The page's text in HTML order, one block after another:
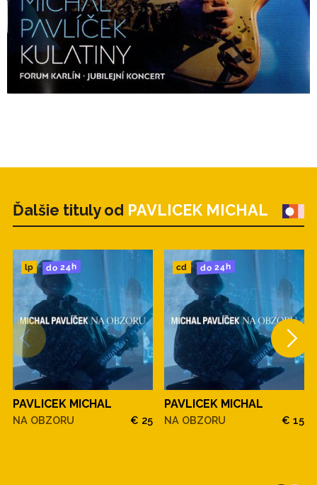
Ďalšie tituly od PAVLICEK MICHAL
lp do 24h
PAVLICEK MICHAL
NA OBZORU € 25
cd do 24h
PAVLICEK MICHAL
NA OBZORU € 15